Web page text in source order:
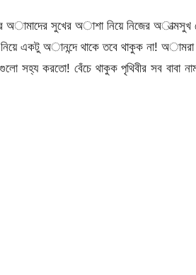
অামাদের সুখের অাশা নিয়ে নিজের অাত্মসুখ
নিয়ে একটু অানন্দে থাকে তবে থাকুক না! অামরা
সহ্য করতো! বেঁচে থাকুক পৃথিবীর সব বাবা